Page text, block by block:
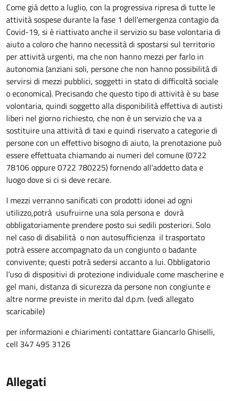
Come già detto a luglio, con la progressiva ripresa di tutte le
attività sospese durante la fase 1 dell'emergenza contagio da
Covid-19, si è riattivato anche il servizio su base volontaria di
aiuto a coloro che hanno necessità di spostarsi sul territorio
per attività urgenti, ma che non hanno mezzi per farlo in
autonomia (anziani soli, persone che non hanno possibilità di
servirsi di mezzi pubblici, soggetti in stato di difficoltà sociale
o economica). Precisando che questo tipo di attività è su base
volontaria, quindi soggetto alla disponibilità effettiva di autisti
liberi nel giorno richiesto, che non è un servizio che va a
sostituire una attività di taxi e quindi riservato a categorie di
persone con un effettivo bisogno di aiuto, la prenotazione può
essere effettuata chiamando ai numeri del comune (0722
78106 oppure 0722 780225) fornendo all'addetto data e
luogo dove si ci si deve recare.
I mezzi verranno sanificati con prodotti idonei ad ogni
utilizzo,potrà usufruirne una sola persona e dovrà
obbligatoriamente prendere posto sui sedili posteriori. Solo
nel caso di disabilità o non autosufficienza il trasportato
potrà essere accompagnato da un congiunto o badante
convivente; questi potrà sedersi accanto a lui. Obbligatorio
l'uso di dispositivi di protezione individuale come mascherine e
gel mani, distanza di sicurezza da persone non congiunte e
altre norme previste in merito dal d.p.m. (vedi allegato
scaricabile)
per informazioni e chiarimenti contattare Giancarlo Ghiselli,
cell 347 495 3126
Allegati